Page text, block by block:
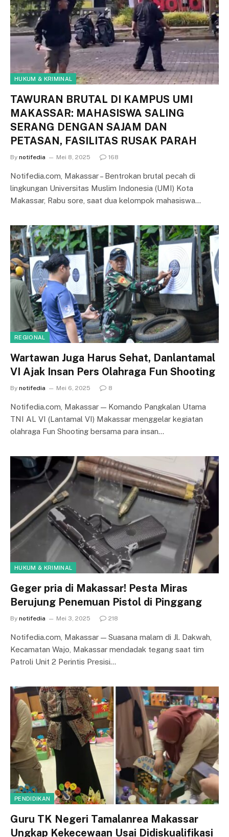
HUKUM & KRIMINAL
TAWURAN BRUTAL DI KAMPUS UMI
MAKASSAR: MAHASISWA SALING
SERANG DENGAN SAJAM DAN
PETASAN, FASILITAS RUSAK PARAH
By notifedia Mei 8, 2025 168
Notifedia.com, Makassar – Bentrokan brutal pecah di
lingkungan Universitas Muslim Indonesia (UMI) Kota
Makassar, Rabu sore, saat dua kelompok mahasiswa…
REGIONAL
Wartawan Juga Harus Sehat, Danlantamal
VI Ajak Insan Pers Olahraga Fun Shooting
By notifedia Mei 6, 2025 8
Notifedia.com, Makassar — Komando Pangkalan Utama
TNI AL VI (Lantamal VI) Makassar menggelar kegiatan
olahraga Fun Shooting bersama para insan…
HUKUM & KRIMINAL
Geger pria di Makassar! Pesta Miras
Berujung Penemuan Pistol di Pinggang
By notifedia Mei 3, 2025 218
Notifedia.com, Makassar — Suasana malam di Jl. Dakwah,
Kecamatan Wajo, Makassar mendadak tegang saat tim
Patroli Unit 2 Perintis Presisi…
PENDIDIKAN
Guru TK Negeri Tamalanrea Makassar
Ungkap Kekecewaan Usai Didiskualifikasi